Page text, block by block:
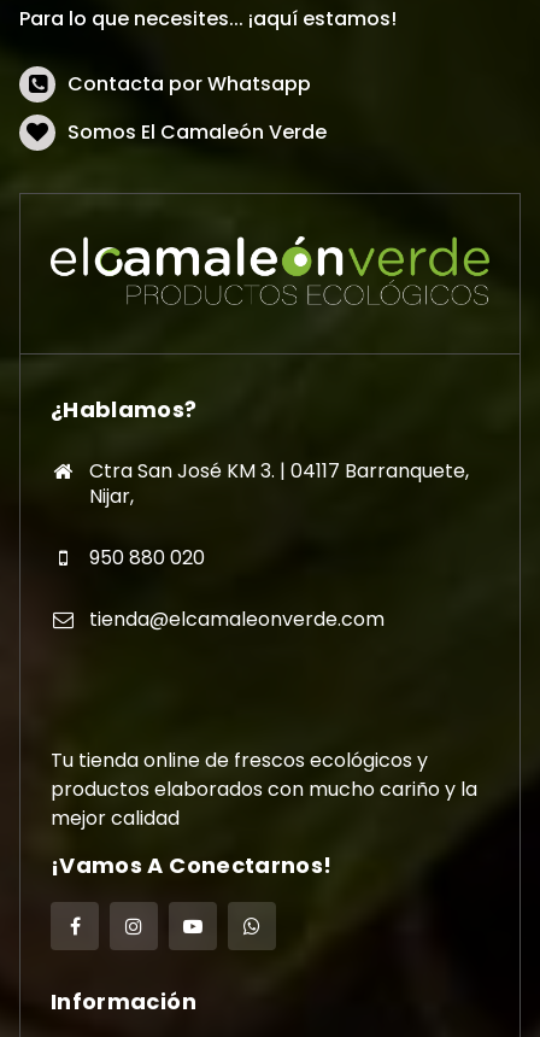
Para lo que necesites... ¡aquí estamos!
Contacta por Whatsapp
Somos El Camaleón Verde
¿Hablamos?
Ctra San José KM 3. | 04117 Barranquete,
Nijar,
950 880 020
tienda@elcamaleonverde.com
Tu tienda online de frescos ecológicos y
productos elaborados con mucho cariño y la
mejor calidad
¡Vamos A Conectarnos!
Información